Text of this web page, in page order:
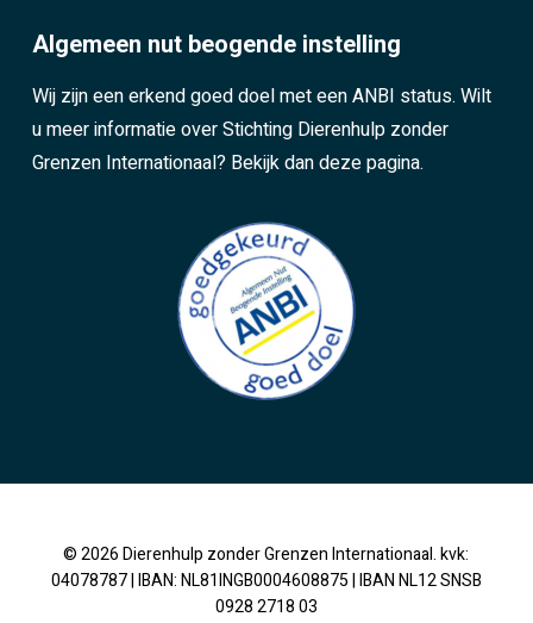
Algemeen nut beogende instelling
Wij zijn een erkend goed doel met een ANBI status. Wilt
u meer informatie over Stichting Dierenhulp zonder
Grenzen Internationaal? Bekijk dan deze pagina.
© 2026 Dierenhulp zonder Grenzen Internationaal. kvk:
04078787 | IBAN: NL81INGB0004608875 | IBAN NL12 SNSB
0928 2718 03